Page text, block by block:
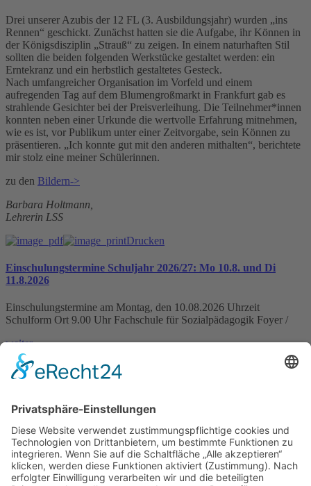
Drei unserer Azubis der 12 FL (3. Ausbildungsjahr) wurden „ins
Rennen“ geschickt. Zunächst hatten sie die Aufgabe, ihr Können in
der Königsdisziplin „Strauß“ zu zeigen. In einem naturhaften Stil
sollten die beiden folgenden Werkstücke gestaltet werden: ein
Erntekranz und ein herbstlich gestaltetes Gesteck.
Nach umfangreicher Organisation im Vorfeld und einem
aufregenden Tag auf dem Blumengroßmarkt in Frankfurt gab es
strahlende Gesichter bei der Preisverleihung. Die Teilnehmer*innen
konnten neben einer Urkunde die wertvolle Erfahrung mitnehmen,
wie es ist, vor Publikum unter einer Zeitvorgabe, sein Können zu
präsentieren. „Ich konnte gut mit den anderen mithalten“, berichtete
mir stolz eine meiner Schülerinnen.
zu den Bildern->
Barbara Holtmann,
Lehrerin LSS
Drucken
Einschulungstermine Schuljahr 2026/27: Mo 10.8. und Di
11.8.2026
Einschulungstermine am Montag, den 10.08.2026 Uhrzeit
Schulform Ort 9.00 Uhr Fachschule für Sozialpädagogik Foyer /
weiter »
IHK-News: Florist-Azubis zeigen blühende Kreativität bei
Wiesbaden, 19. Juni 2026 – Acht Florist-Azubis haben in der
weiter »
Schutzkonzept gegen sexualisierte Gewalt veröffentlicht